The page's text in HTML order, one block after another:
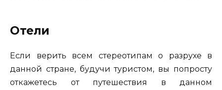
Отели
Если верить всем стереотипам о разрухе в
данной стране, будучи туристом, вы попросту
откажетесь от путешествия в данном